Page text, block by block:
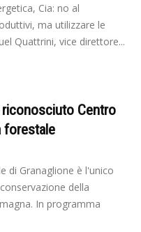
Cia: no al
ma utilizzare le
Quattrini, vice direttore...
riconosciuto Centro
forestale
di Granaglione è l'unico
della
In programma